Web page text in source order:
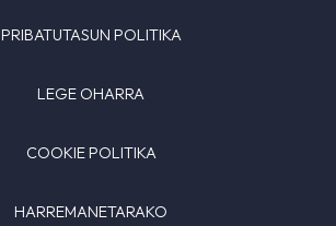
PRIBATUTASUN POLITIKA
LEGE OHARRA
COOKIE POLITIKA
HARREMANETARAKO